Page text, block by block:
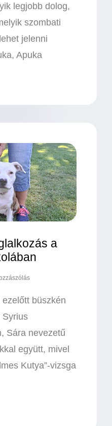
legjobb dolog,
szombati
jelenni
Apuka
a
büszkén
Syrius
Sára nevezetű
együtt, mivel
Kutya”-vizsga